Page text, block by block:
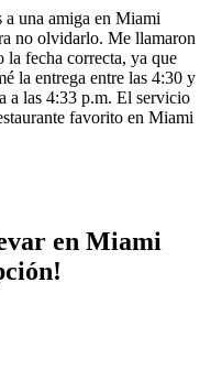
una amiga en Miami
no olvidarlo. Me llamaron
la fecha correcta, ya que
la entrega entre las 4:30 y
a las 4:33 p.m. El servicio
favorito en Miami
en Miami